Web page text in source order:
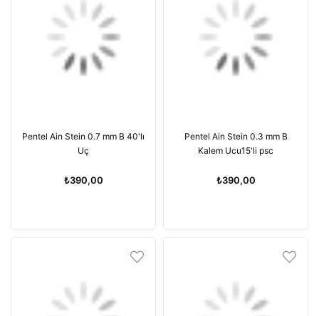
Pentel Ain Stein 0.7 mm B 40'lı
Uç
₺390,00
Pentel Ain Stein 0.3 mm B
Kalem Ucu15'li psc
₺390,00